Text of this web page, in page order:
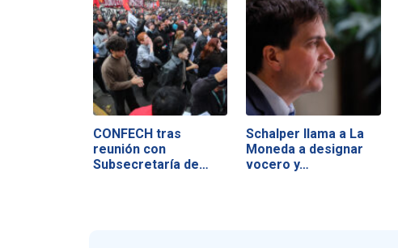
CONFECH tras
reunión con
Subsecretaría de
Schalper llama a La
Moneda a designar
vocero y…